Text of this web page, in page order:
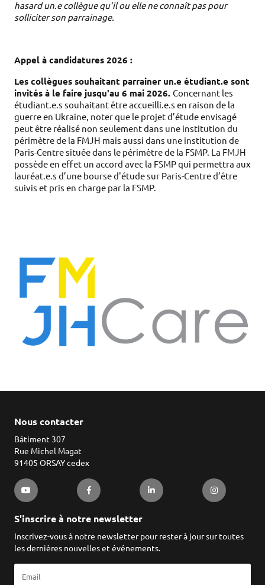
hasard un.e collègue qu’il ou elle ne connaît pas pour
solliciter son parrainage.
Appel à candidatures 2026 :
Les collègues souhaitant parrainer un.e étudiant.e sont
invités à le faire jusqu'au 6 mai 2026. Concernant les
étudiant.e.s souhaitant être accueilli.e.s en raison de la
guerre en Ukraine, noter que le projet d’étude envisagé
peut être réalisé non seulement dans une institution du
périmètre de la FMJH mais aussi dans une institution de
Paris-Centre située dans le périmètre de la FSMP. La FMJH
possède en effet un accord avec la FSMP qui permettra aux
lauréat.e.s d’une bourse d'étude sur Paris-Centre d’être
suivis et pris en charge par la FSMP.
Nous contacter
Bâtiment 307
Rue Michel Magat
91405 ORSAY cedex
S'inscrire à notre newsletter
Inscrivez-vous à notre newsletter pour rester à jour sur toutes
les dernières nouvelles et événements.